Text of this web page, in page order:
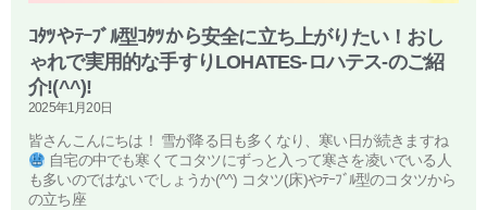
ｺﾀﾂやﾃｰﾌﾞﾙ型ｺﾀﾂから安全に立ち上がりたい！おし
ゃれで実用的な手すりLOHATES‐ロハテス‐のご紹
介!(^^)!
2025年1月20日
皆さんこんにちは！ 雪が降る日も多くなり、寒い日が続きますね
自宅の中でも寒くてコタツにずっと入って寒さを凌いでいる人
も多いのではないでしょうか(^^) コタツ(床)やﾃｰﾌﾞﾙ型のコタツから
の立ち座